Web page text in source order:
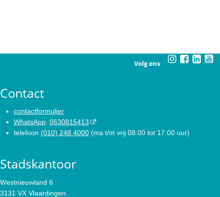
Volg ons
Contact
contactformulier
WhatsApp: 0630815413
telefoon (010) 248 4000 (ma t/m vrij 08.00 tot 17.00 uur)
Stadskantoor
Westnieuwland 6
3131 VX Vlaardingen